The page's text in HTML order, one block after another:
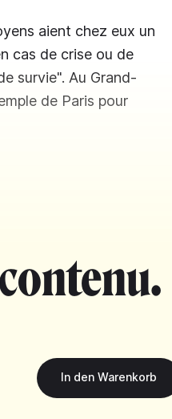
aient chez eux un
cas de crise ou de
survie". Au Grand-
de Paris pour